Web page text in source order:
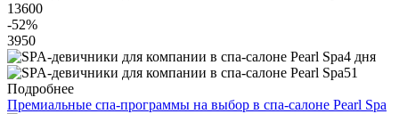
13600
-52%
3950
4 дня
51
Подробнее
Премиальные спа-программы на выбор в спа-салоне Pearl Spa